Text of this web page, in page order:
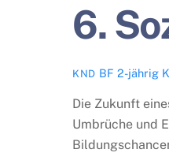
6.
KND BF 2-jährig
Die Zukunft
Umbrüche und